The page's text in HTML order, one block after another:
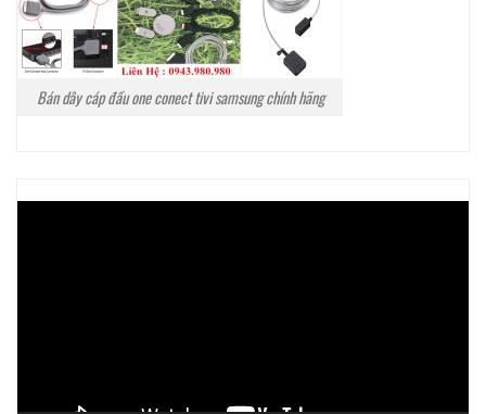
Bán dây cáp đầu one conect tivi samsung chính hãng